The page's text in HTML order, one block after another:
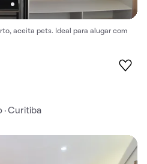
aceita pets. Ideal para alugar com
· Curitiba